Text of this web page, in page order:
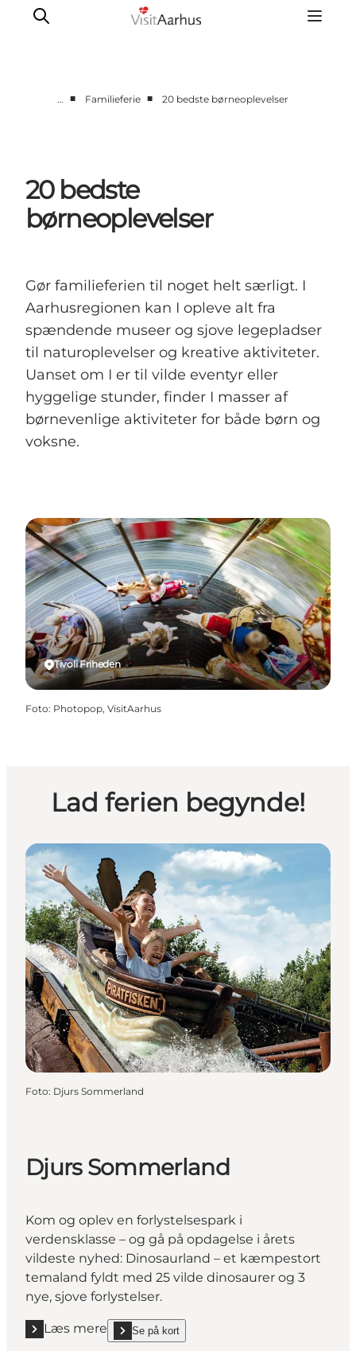
Byer og steder
Planlæg ferien
Transport
… ■ Familieferie ■ 20 bedste børneoplevelser
20 bedste
børneoplevelser
Gør familieferien til noget helt særligt. I
Aarhusregionen kan I opleve alt fra
spændende museer og sjove legepladser
til naturoplevelser og kreative aktiviteter.
Uanset om I er til vilde eventyr eller
hyggelige stunder, finder I masser af
børnevenlige aktiviteter for både børn og
voksne.
Tivoli Friheden
Foto: Photopop, VisitAarhus
Lad ferien begynde!
Foto: Djurs Sommerland
Djurs Sommerland
Kom og oplev en forlystelsespark i
verdensklasse – og gå på opdagelse i årets
vildeste nyhed: Dinosaurland – et kæmpestort
temaland fyldt med 25 vilde dinosaurer og 3
nye, sjove forlystelser.
Læs mere
Læs mere "Djurs Sommerland"
Se på kort
show Djurs Sommerland on_map